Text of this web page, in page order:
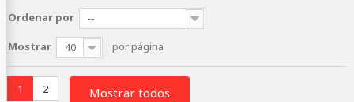
Ordenar por --
Mostrar 40 por página
Mostrar todos
1 2